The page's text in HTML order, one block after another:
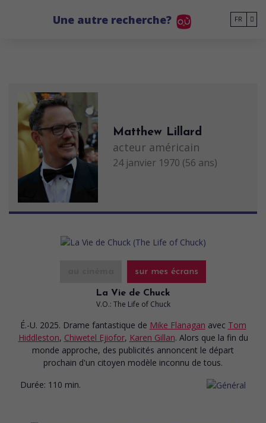
Une autre recherche? FR
Matthew Lillard
acteur américain
24 janvier 1970 (56 ans)
sur mes écrans
La Vie de Chuck
V.O.: The Life of Chuck
É.-U. 2025. Drame fantastique de Mike Flanagan avec Tom
Hiddleston, Chiwetel Ejiofor, Karen Gillan. Alors que la fin du
monde approche, des publicités annoncent le départ
prochain d'un citoyen modèle inconnu de tous.
Durée: 110 min.